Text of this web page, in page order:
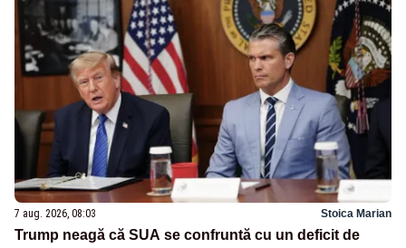
7 aug. 2026, 08:03 Stoica Marian
Trump neagă că SUA se confruntă cu un deficit de